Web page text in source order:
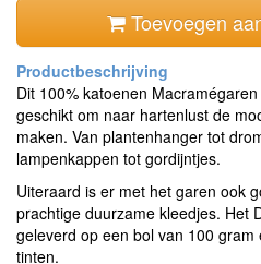
Toevoegen
Dit 100% katoenen
geschikt om naar hartenlust de
maken. Van plantenhanger tot
lampenkappen tot gordijntjes.
Uiteraard is er met het garen ook
prachtige duurzame kleedjes. Het
geleverd op een bol van 100
tinten.